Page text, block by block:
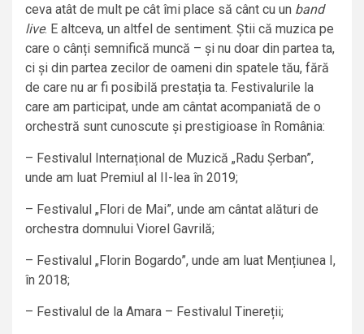
ceva atât de mult pe cât îmi place să cânt cu un band
live. E altceva, un altfel de sentiment. Știi că muzica pe
care o cânți semnifică muncă – și nu doar din partea ta,
ci și din partea zecilor de oameni din spatele tău, fără
de care nu ar fi posibilă prestația ta. Festivalurile la
care am participat, unde am cântat acompaniată de o
orchestră sunt cunoscute și prestigioase în România:
– Festivalul Internațional de Muzică „Radu Șerban”,
unde am luat Premiul al II-lea în 2019;
– Festivalul „Flori de Mai”, unde am cântat alături de
orchestra domnului Viorel Gavrilă;
– Festivalul „Florin Bogardo”, unde am luat Mențiunea I,
în 2018;
– Festivalul de la Amara – Festivalul Tinereții;